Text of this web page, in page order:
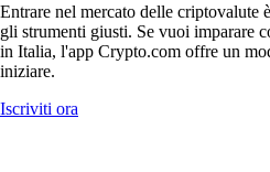
Entrare nel mercato delle criptovalute
gli strumenti giusti. Se vuoi imparare
in Italia, l'app Crypto.com offre un
iniziare.
Iscriviti ora